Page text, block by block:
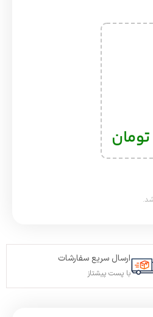
تومان
ارسال سریع سفارشات
با پست پیشتاز